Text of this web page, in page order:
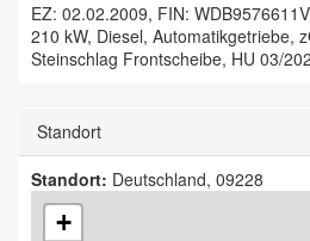
EZ: 02.02.2009, FIN:
210 kW, Diesel, Automatikgetriebe,
Steinschlag Frontscheibe, HU 03/
Standort
Standort: Deutschland, 09228
+